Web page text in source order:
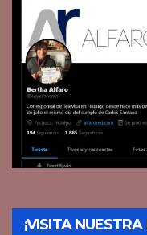
¡VISITA